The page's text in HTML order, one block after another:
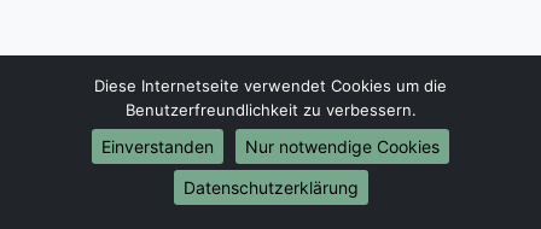
Europa-Umzüge
Umzug von Dortmund nach Belarus
Umzug von Dortmund nach Belgien
Diese Internetseite verwendet Cookies um die
Benutzerfreundlichkeit zu verbessern.
Einverstanden
Nur notwendige Cookies
Datenschutzerklärung